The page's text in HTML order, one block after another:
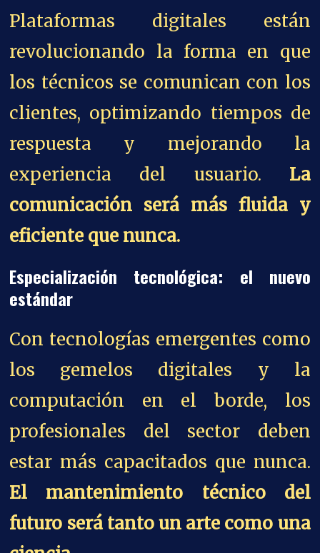
Plataformas digitales están
revolucionando la forma en que
los técnicos se comunican con los
clientes, optimizando tiempos de
respuesta y mejorando la
experiencia del usuario. La
comunicación será más fluida y
eficiente que nunca.
Especialización tecnológica: el nuevo
estándar
Con tecnologías emergentes como
los gemelos digitales y la
computación en el borde, los
profesionales del sector deben
estar más capacitados que nunca.
El mantenimiento técnico del
futuro será tanto un arte como una